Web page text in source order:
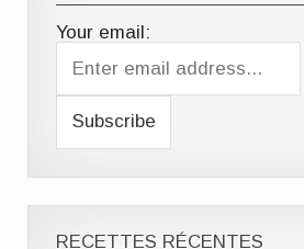
Your email:
RECETTES RÉCENTES